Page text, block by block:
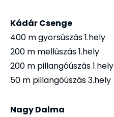
Kádár Csenge
400 m gyorsúszás 1.hely
200 m mellúszás 1.hely
200 m pillangóúszás 1.hely
50 m pillangóúszás 3.hely
Nagy Dalma